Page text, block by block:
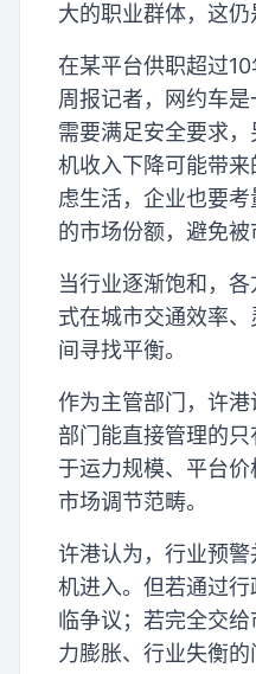
大的职业群体，这仍
在某平台供职超过
周报记者，网约车
需要满足安全要求
机收入下降可能带
虑生活，企业也要
的市场份额，避免被
当行业逐渐饱和，
式在城市交通效率
间寻找平衡。
作为主管部门，许
部门能直接管理的
于运力规模、平台
市场调节范畴。
许港认为，行业预
机进入。但若通过
临争议；若完全交
力膨胀、行业失衡的